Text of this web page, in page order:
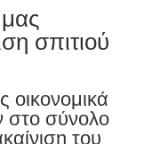
σπιτιού
οικονομικά
στο σύνολο
του